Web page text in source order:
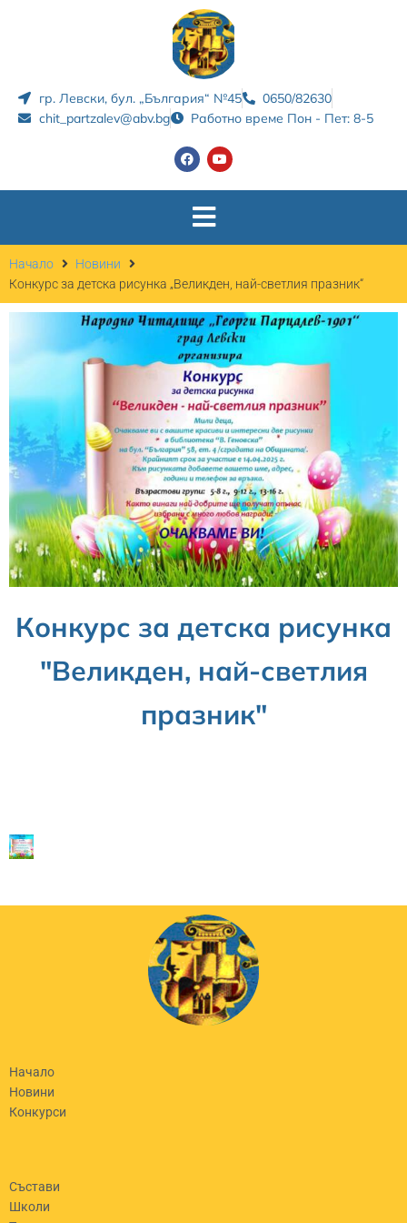
гр. Левски, бул. „България“ №45
0650/82630
chit_partzalev@abv.bg
Работно време Пон - Пет: 8-5
Начало
Новини
Конкурс за детска рисунка „Великден, най-светлия празник“
Конкурс за детска рисунка
"Великден, най-светлия
празник"
Начало
Новини
Конкурси
Състави
Школи